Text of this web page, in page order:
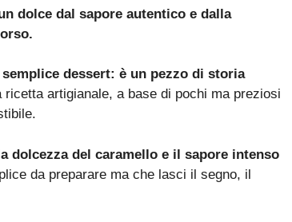
dolce dal sapore autentico e dalla
dessert: è un pezzo di storia
ricetta artigianale, a base di pochi ma preziosi
del caramello e il sapore intenso
da preparare ma che lasci il segno, il